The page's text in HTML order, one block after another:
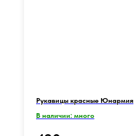
Рукавицы красные Юнармия
В наличии: много